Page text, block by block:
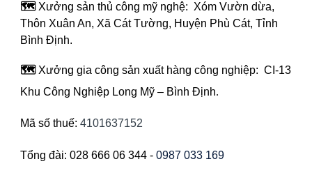
🗺️ Xưởng sản thủ công mỹ nghệ: Xóm Vườn dừa,
Thôn Xuân An, Xã Cát Tường, Huyện Phù Cát, Tỉnh
Bình Định.
🗺️ Xưởng gia công sản xuất hàng công nghiệp: CI-13
Khu Công Nghiệp Long Mỹ – Bình Định.
Mã số thuế:4101637152
Tổng đài: 028 666 06 344 -0987 033 169